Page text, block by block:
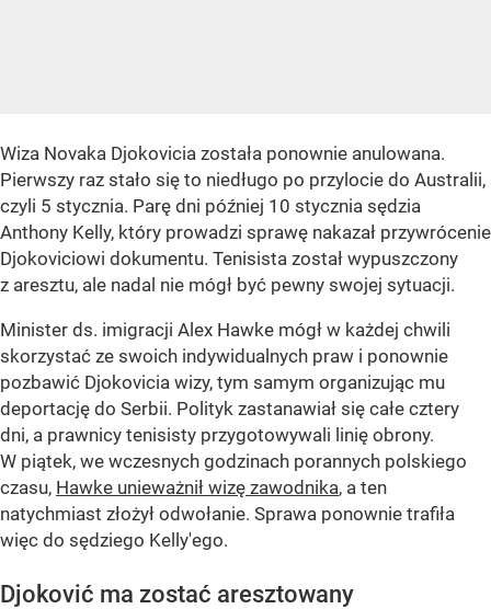
Wiza Novaka Djokovicia została ponownie anulowana.
Pierwszy raz stało się to niedługo po przylocie do Australii,
czyli 5 stycznia. Parę dni później 10 stycznia sędzia
Anthony Kelly, który prowadzi sprawę nakazał przywrócenie
Djokoviciowi dokumentu. Tenisista został wypuszczony
z aresztu, ale nadal nie mógł być pewny swojej sytuacji.
Minister ds. imigracji Alex Hawke mógł w każdej chwili
skorzystać ze swoich indywidualnych praw i ponownie
pozbawić Djokovicia wizy, tym samym organizując mu
deportację do Serbii. Polityk zastanawiał się całe cztery
dni, a prawnicy tenisisty przygotowywali linię obrony.
W piątek, we wczesnych godzinach porannych polskiego
czasu, Hawke unieważnił wizę zawodnika, a ten
natychmiast złożył odwołanie. Sprawa ponownie trafiła
więc do sędziego Kelly'ego.
Djoković ma zostać aresztowany